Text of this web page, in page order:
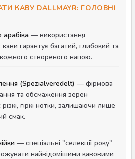
КАВУ DALLMAYR: ГОЛОВНІ
— використання
кави гарантує багатий, глибокий та
створеного напою.
(Spezialveredelt) — фірмова
та обсмаження зерен
гіркі нотки, залишаючи лише
смак.
— спеціальні "селекції року"
найвідомішими кавовими